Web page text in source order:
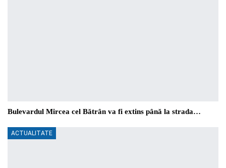
Bulevardul Mircea cel Bătrân va fi extins până la strada…
ACTUALITATE